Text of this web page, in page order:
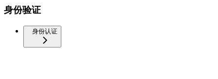
身份验证
身份认证